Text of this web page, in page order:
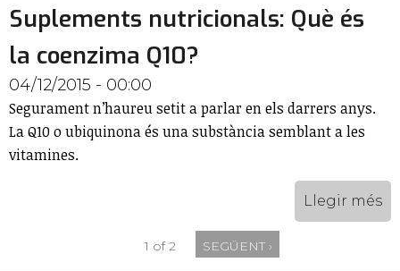
Suplements nutricionals: Què és
la coenzima Q10?
04/12/2015 - 00:00
Segurament n’haureu setit a parlar en els darrers anys.
La Q10 o ubiquinona és una substància semblant a les
vitamines.
Llegir més
1 of 2 SEGÜENT ›